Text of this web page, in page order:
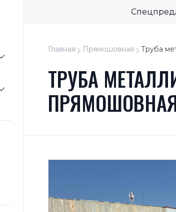
Главная Прямошовная Труба
ТРУБА